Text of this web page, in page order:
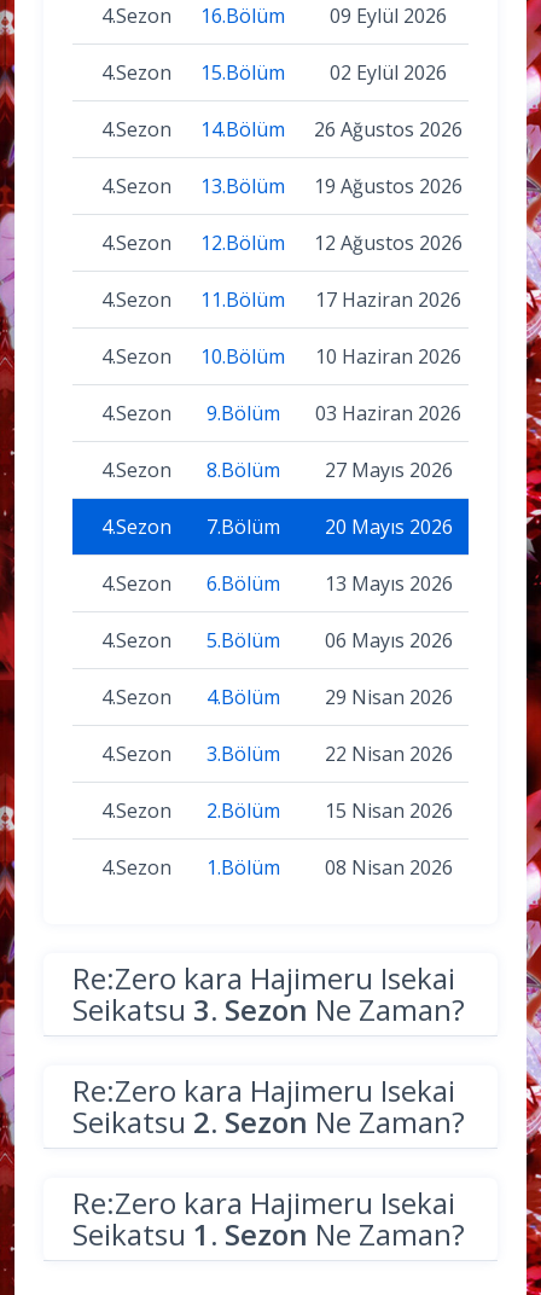
4.Sezon 16.Bölüm 09 Eylül 2026
4.Sezon 15.Bölüm 02 Eylül 2026
4.Sezon 14.Bölüm 26 Ağustos 2026
4.Sezon 13.Bölüm 19 Ağustos 2026
4.Sezon 12.Bölüm 12 Ağustos 2026
4.Sezon 11.Bölüm 17 Haziran 2026
4.Sezon 10.Bölüm 10 Haziran 2026
4.Sezon 9.Bölüm 03 Haziran 2026
4.Sezon 8.Bölüm 27 Mayıs 2026
4.Sezon 7.Bölüm 20 Mayıs 2026
4.Sezon 6.Bölüm 13 Mayıs 2026
4.Sezon 5.Bölüm 06 Mayıs 2026
4.Sezon 4.Bölüm 29 Nisan 2026
4.Sezon 3.Bölüm 22 Nisan 2026
4.Sezon 2.Bölüm 15 Nisan 2026
4.Sezon 1.Bölüm 08 Nisan 2026
Re:Zero kara Hajimeru Isekai
Seikatsu 3. Sezon Ne Zaman?
Re:Zero kara Hajimeru Isekai
Seikatsu 2. Sezon Ne Zaman?
Re:Zero kara Hajimeru Isekai
Seikatsu 1. Sezon Ne Zaman?